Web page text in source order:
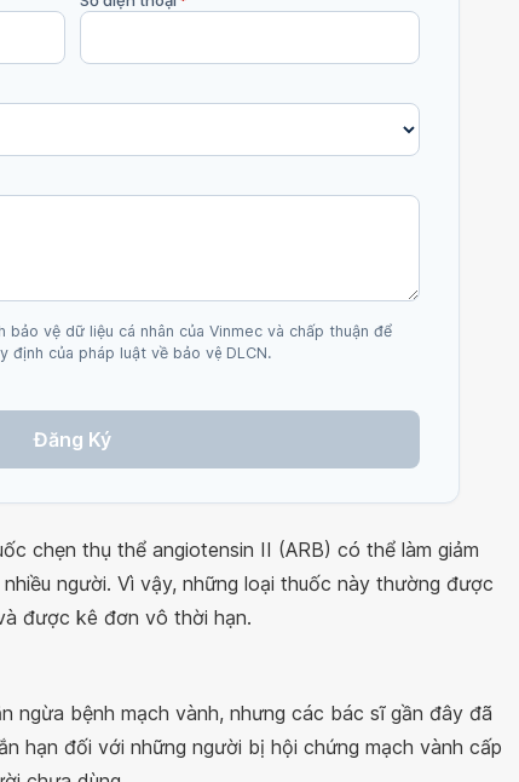
bảo vệ dữ liệu cá nhân của Vinmec và chấp thuận để
định của pháp luật về bảo vệ DLCN.
Đăng Ký
chẹn thụ thể angiotensin II (ARB) có thể làm giảm
người. Vì vậy, những loại thuốc này thường được
được kê đơn vô thời hạn.
ngừa bệnh mạch vành, nhưng các bác sĩ gần đây đã
hạn đối với những người bị hội chứng mạch vành cấp